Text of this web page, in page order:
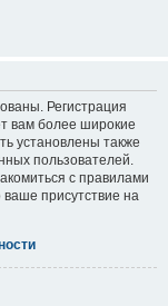
Регистрация
вам более широкие
установлены также
пользователей.
с правилами
присутствие на